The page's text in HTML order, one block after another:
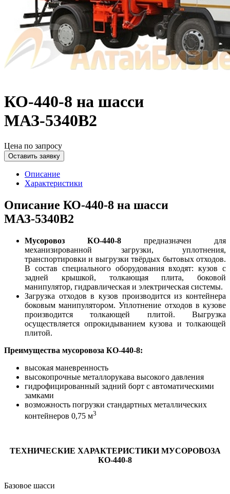
КО-440-8 на шасси
МАЗ-5340В2
Цена по запросу
Оставить заявку
Описание
Характеристики
Описание КО-440-8 на шасси
МАЗ-5340В2
Мусоровоз КО-440-8 предназначен для
механизированной загрузки, уплотнения,
транспортировки и выгрузки твёрдых бытовых отходов.
В состав специального оборудования входят: кузов с
задней крышкой, толкающая плита, боковой
манипулятор, гидравлическая и электрическая системы.
Загрузка отходов в кузов производится из контейнера
боковым манипулятором. Уплотнение отходов в кузове
производится толкающей плитой. Выгрузка
осуществляется опрокидыванием кузова и толкающей
плитой.
Преимущества мусоровоза КО-440-8:
высокая маневренность
высокопрочные металлорукава высокого давления
гидрофицированный задний борт с автоматическими
замками
возможность погрузки стандартных металлических
контейнеров 0,75 м3
ТЕХНИЧЕСКИЕ ХАРАКТЕРИСТИКИ МУСОРОВОЗА
КО-440-8
Базовое шасси